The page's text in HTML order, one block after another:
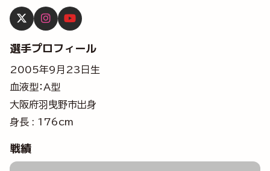
選手プロフィール
2005年9月23日生
血液型：A型
大阪府羽曳野市出身
身長 : 176cm
戦績